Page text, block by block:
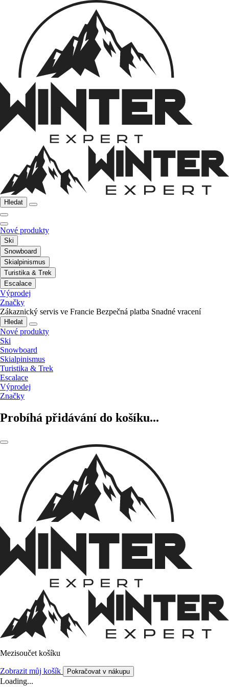
Hledat
Nové produkty
Ski
Snowboard
Skialpinismus
Turistika & Trek
Escalace
Výprodej
Značky
Zákaznický servis ve Francie Bezpečná platba Snadné vracení
Hledat
Nové produkty
Ski
Snowboard
Skialpinismus
Turistika & Trek
Escalace
Výprodej
Značky
Probíhá přidávání do košíku...
Mezisoučet košíku
Zobrazit můj košík Pokračovat v nákupu
Loading...